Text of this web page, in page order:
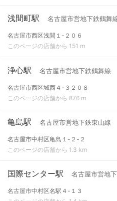
浅間町駅 名古屋市営地下鉄鶴舞
名古屋市西区浅間１-２０６
このページの店舗から 151 m
浄心駅 名古屋市営地下鉄鶴舞線
名古屋市西区城西４-３２０８
このページの店舗から 876 m
亀島駅 名古屋市営地下鉄東山線
名古屋市中村区亀島１-２-２
このページの店舗から 1.3 km
国際センター駅 名古屋市営地
名古屋市中村区名駅４-１３